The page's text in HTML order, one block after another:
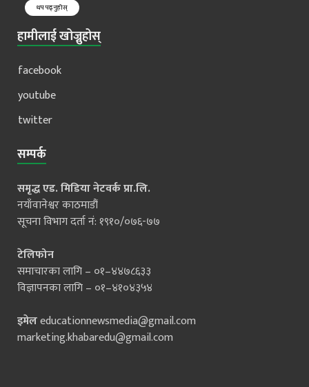
थप पढ्नुहोस्
हामीलाई खोज्नुहोस्
facebook
youtube
twitter
सम्पर्क
समृद्ध एड. मिडिया नेटवर्क प्रा.लि.
नयाँवानेश्वर काठमाडौं
सूचना विभाग दर्ता नं: १९१०/०७६-७७
टेलिफोन
समाचारका लागि – ०१–४४७८६३३
विज्ञापनका लागि – ०१–४१०४३५४
इमेलeducationnewsmedia@gmail.com
marketing.khabaredu@gmail.com